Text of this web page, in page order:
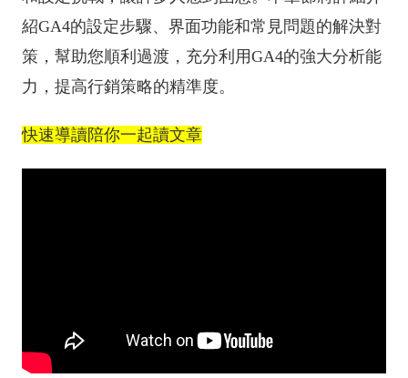
紹GA4的設定步驟、界面功能和常見問題的解決對
策，幫助您順利過渡，充分利用GA4的強大分析能
力，提高行銷策略的精準度。
快速導讀陪你一起讀文章